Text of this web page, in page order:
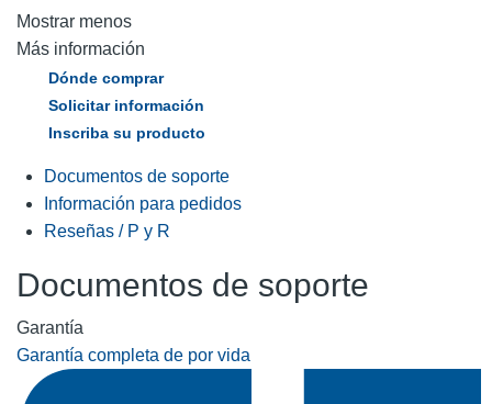
Mostrar menos
Más información
Dónde comprar
Solicitar información
Inscriba su producto
Documentos de soporte
Información para pedidos
Reseñas / P y R
Documentos de soporte
Garantía
Garantía completa de por vida